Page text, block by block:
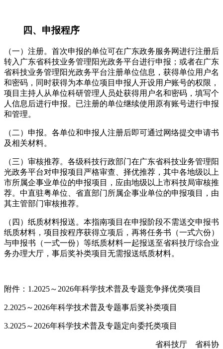
四、申报程序
（一）注册。首次申报的单位可在广东政务服务网进行注册后
转入广东省科技业务管理阳光政务平台进行申报；或者在广东
省科技业务管理阳光政务平台注册单位信息，获得单位用户名
和密码，同时获得为本单位项目申报人开设用户账号的权限，
项目主持人从单位科研管理人员处获得用户名和密码，填写个
人信息后进行申报。已注册的单位继续使用原有账号进行申报
和管理。
（二）申报。各单位和申报人注册后即可通过网络提交申请书
及相关材料。
（三）审核推荐。各级科技行政部门在广东省科技业务管理阳
光政务平台对申报项目严格审查、择优推荐，其中各地级以上
市所属企事业单位的申报项目，应由地级以上市科技局审核推
荐。中直驻粤单位、省直部门所属企事业单位的申报项目，由
其主管部门审核推荐。
（四）纸质材料报送。本指南项目在申报阶段不需送交申报书
纸质材料，项目按程序获得立项后，再将任务书（一式六份）
与申报书（一式一份）等纸质材料一起报送至省科技厅综合业
务办理大厅，事后奖补类项目无需报送纸质材料。
附件：1.2025～2026年科学技术普及专题竞争择优类项目
2.2025～2026年科学技术普及专题事后奖补类项目
3.2025～2026年科学技术普及专题定向委托类项目
省科技厅 省科协